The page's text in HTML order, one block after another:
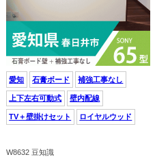
愛知 石膏ボード 補強工事なし
上下左右可動式 壁内配線
TV＋壁掛けセット ロイヤルウッド
W8632 豆知識